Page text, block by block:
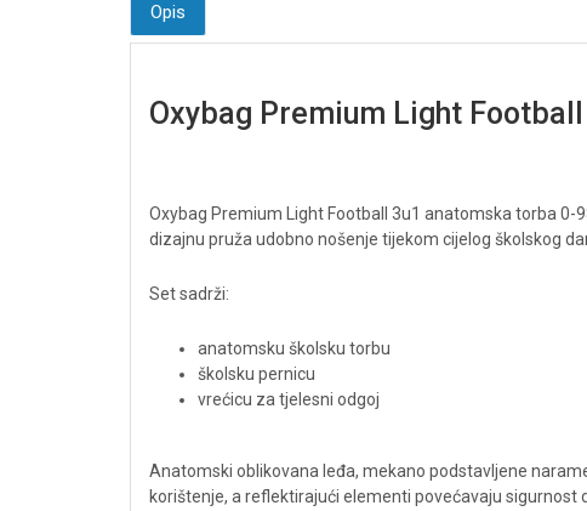
Opis
Oxybag Premium Light
Oxybag Premium Light Football 3u1 anatomska torba
dizajnu pruža udobno nošenje tijekom cijelog školskog
Set sadrži:
anatomsku školsku torbu
školsku pernicu
vrećicu za tjelesni odgoj
Anatomski oblikovana leđa, mekano podstavljene
korištenje, a reflektirajući elementi povećavaju